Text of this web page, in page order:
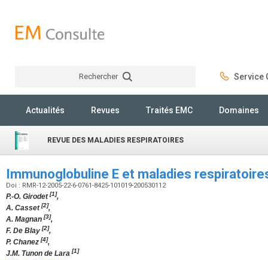
Rechercher Service
Actualités Revues Traités EMC Domaines
REVUE DES MALADIES RESPIRATOIRES
Immunoglobuline E et maladies
Doi : RMR-12-2005-22-6-0761-8425-101019-200530112
P.-O. Girodet[1],
A. Casset[2],
A. Magnan [3],
F. De Blay [2],
P. Chanez [4],
J.M. Tunon de Lara [1]